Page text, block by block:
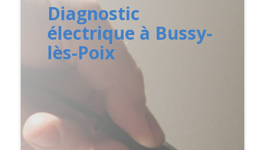
Diagnostic
électrique à Bussy-
lès-Poix